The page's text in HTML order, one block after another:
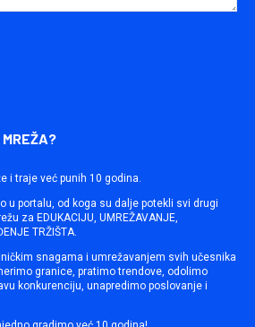
i traje već punih 10 godina.
u portalu, od koga su dalje potekli svi drugi
za EDUKACIJU, UMREŽAVANJE,
TRŽIŠTA.
snagama i umrežavanjem svih učesnika
granice, pratimo trendove, odolimo
konkurenciju, unapredimo poslovanje i